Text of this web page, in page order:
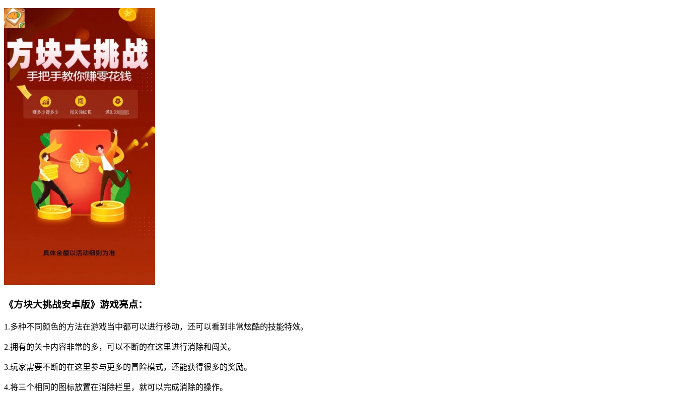
《方块大挑战安卓版》游戏亮点：
1.多种不同颜色的方法在游戏当中都可以进行移动，还可以看到非常炫酷的技能特效。
2.拥有的关卡内容非常的多，可以不断的在这里进行消除和闯关。
3.玩家需要不断的在这里参与更多的冒险模式，还能获得很多的奖励。
4.将三个相同的图标放置在消除栏里，就可以完成消除的操作。